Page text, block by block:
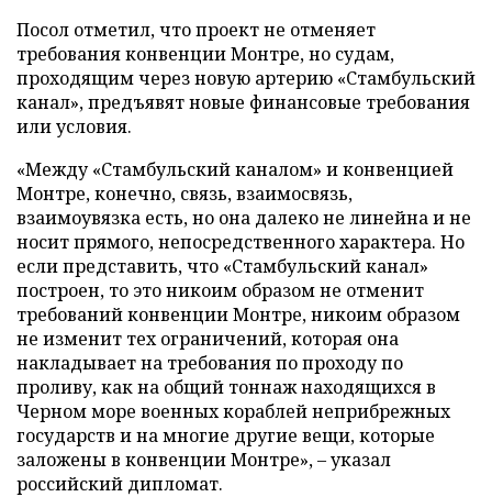
Посол отметил, что проект не отменяет
требования конвенции Монтре, но судам,
проходящим через новую артерию «Стамбульский
канал», предъявят новые финансовые требования
или условия.
«Между «Стамбульский каналом» и конвенцией
Монтре, конечно, связь, взаимосвязь,
взаимоувязка есть, но она далеко не линейна и не
носит прямого, непосредственного характера. Но
если представить, что «Стамбульский канал»
построен, то это никоим образом не отменит
требований конвенции Монтре, никоим образом
не изменит тех ограничений, которая она
накладывает на требования по проходу по
проливу, как на общий тоннаж находящихся в
Черном море военных кораблей неприбрежных
государств и на многие другие вещи, которые
заложены в конвенции Монтре», – указал
российский дипломат.